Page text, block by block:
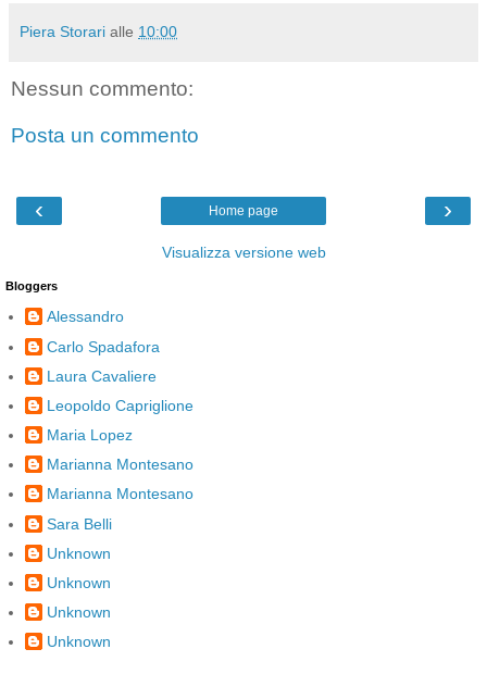
Piera Storari alle 10:00
Nessun commento:
Posta un commento
‹ ›
Home page
Visualizza versione web
Bloggers
Alessandro
Carlo Spadafora
Laura Cavaliere
Leopoldo Capriglione
Maria Lopez
Marianna Montesano
Marianna Montesano
Sara Belli
Unknown
Unknown
Unknown
Unknown